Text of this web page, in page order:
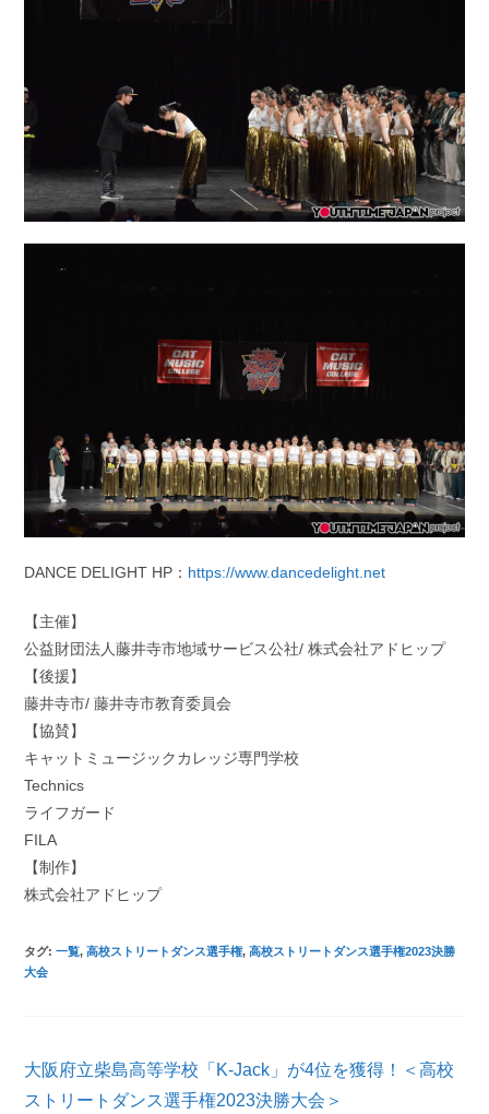
DANCE DELIGHT HP： https://www.dancedelight.net
【主催】
公益財団法人藤井寺市地域サービス公社/ 株式会社アドヒップ
【後援】
藤井寺市/ 藤井寺市教育委員会
【協賛】
キャットミュージックカレッジ専門学校
Technics
ライフガード
FILA
【制作】
株式会社アドヒップ
タグ:一覧, 高校ストリートダンス選手権, 高校ストリートダンス選手権2023決勝
大会
そ
の
他
大阪府立柴島高等学校「K-Jack」が4位を獲得！＜高校
ストリートダンス選手権2023決勝大会＞